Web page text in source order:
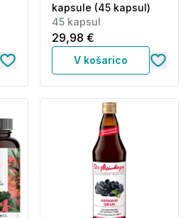
kapsule (45 kapsul)
45 kapsul
29,98 €
V košarico